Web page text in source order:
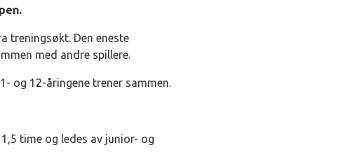
treningsøkt. Den eneste
med andre spillere.
og 12-åringene trener sammen.
time og ledes av junior- og